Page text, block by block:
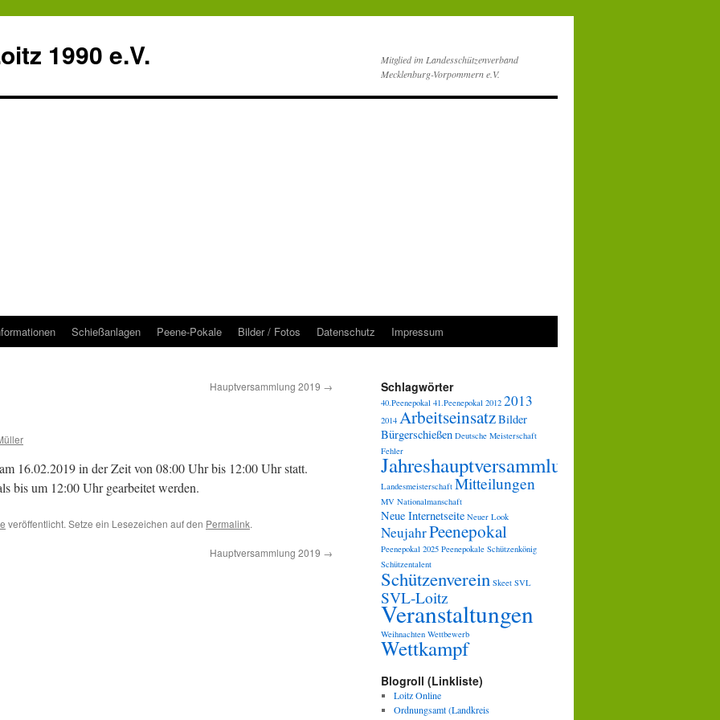
1990 e.V.
Mitglied im Landesschützenverband
Mecklenburg-Vorpommern e.V.
Schießanlagen Peene-Pokale Bilder / Fotos Datenschutz Impressum
Hauptversammlung 2019 →
16.02.2019 in der Zeit von 08:00 Uhr bis 12:00 Uhr statt.
bis um 12:00 Uhr gearbeitet werden.
veröffentlicht. Setze ein Lesezeichen auf den Permalink.
Hauptversammlung 2019 →
Schlagwörter
40.Peenepokal 41.Peenepokal 2012 2013
2014 ArbeitseinsatzBilder
Bürgerschießen Deutsche Meisterschaft
Fehler
Jahreshauptversammlung
Landesmeisterschaft Mitteilungen
MV Nationalmanschaft
Neue Internetseite Neuer Look
NeujahrPeenepokal
Peenepokal 2025 Peenepokale Schützenkönig
Schützentalent
Schützenverein Skeet SVL
SVL-Loitz
Veranstaltungen
Weihnachten Wettbewerb
Wettkampf
Blogroll (Linkliste)
Loitz Online
Ordnungsamt (Landkreis